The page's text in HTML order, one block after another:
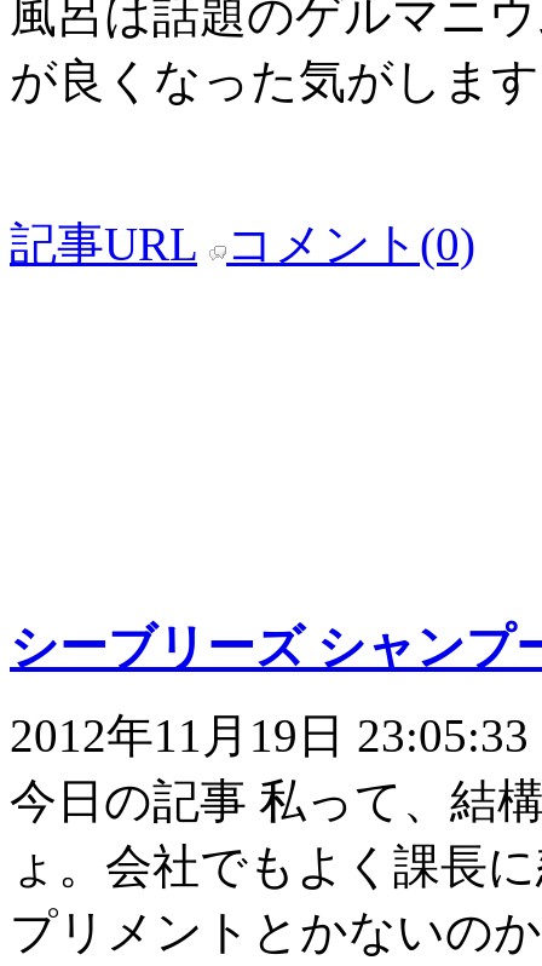
風呂は話題のゲルマニ
が良くなった気がしま
記事URL コメント(0)
シーブリーズ シャンプ
2012年11月19日 23:05:33
今日の記事 私って、結
ょ。会社でもよく課長
プリメントとかないの